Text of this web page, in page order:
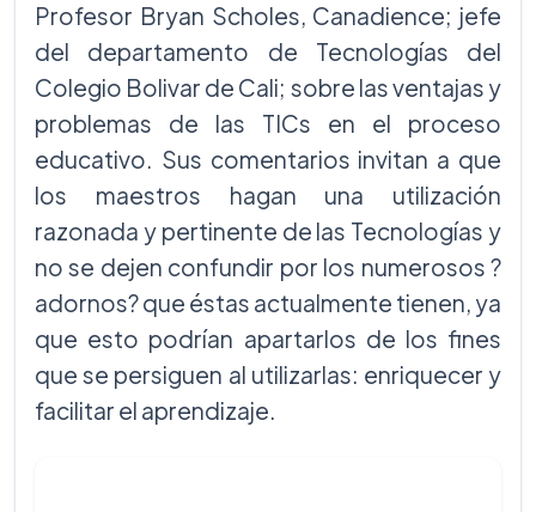
Profesor Bryan Scholes, Canadience; jefe
del departamento de Tecnologías del
Colegio Bolivar de Cali; sobre las ventajas y
problemas de las TICs en el proceso
educativo. Sus comentarios invitan a que
los maestros hagan una utilización
razonada y pertinente de las Tecnologías y
no se dejen confundir por los numerosos ?
adornos? que éstas actualmente tienen, ya
que esto podrían apartarlos de los fines
que se persiguen al utilizarlas: enriquecer y
facilitar el aprendizaje.